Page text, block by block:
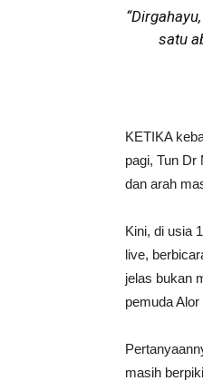
satu
KETIKA
pagi, Tun Dr
dan arah
Kini, di usia
live,
jelas bukan
pemuda Alor
masih